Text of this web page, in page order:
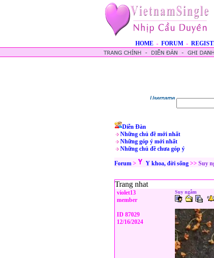
HOME - FORUM -
Diễn Đàn
Những chủ đề mới nhất
Những góp ý mới nhất
Những chủ đề chưa góp ý
Forum > Y khoa, đời sống >> Suy
Trang nhat
violet13
member
ID 87029
12/16/2024
Suy ngẫm